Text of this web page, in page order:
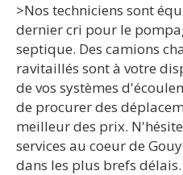
>Nos techniciens sont
dernier cri pour le
septique. Des camions
ravitaillés sont à votre
de vos systèmes
de procurer des
meilleur des prix.
services au coeur de
dans les plus brefs délais.